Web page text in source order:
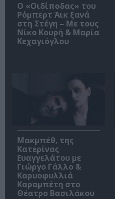
O «Οιδίποδας» του
Ρόμπερτ Άικ ξανά
στη Στέγη – Με τους
Νίκο Κουρή & Μαρία
Κεχαγιόγλου
Μακμπέθ, της
Κατερίνας
Ευαγγελάτου με
Γιώργο Γάλλο &
Καρυοφυλλιά
Καραμπέτη στο
Θέατρο Βασιλάκου